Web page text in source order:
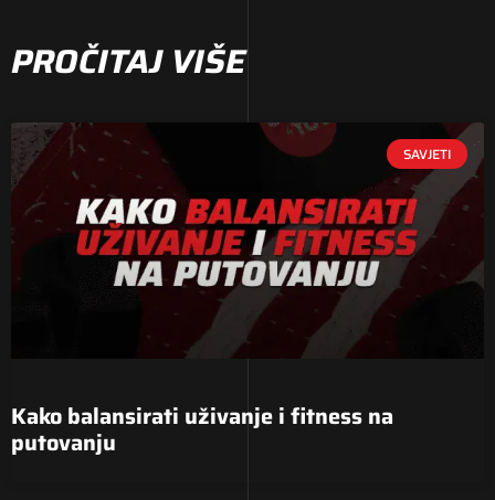
PROČITAJ VIŠE
SAVJETI
Kako balansirati uživanje i fitness na
putovanju